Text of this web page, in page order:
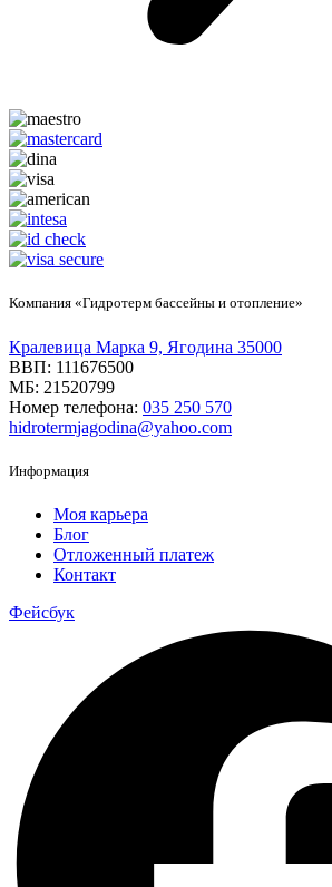
Компания «Гидротерм бассейны и отопление»
Кралевица Марка 9, Ягодина 35000
ВВП: 111676500
МБ: 21520799
Номер телефона: 035 250 570
hidrotermjagodina@yahoo.com
Информация
Моя карьера
Блог
Отложенный платеж
Контакт
Фейсбук